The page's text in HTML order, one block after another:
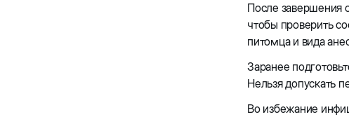
После завершения
чтобы проверить
питомца и вида
Заранее
Нельзя допускать
Во избежание